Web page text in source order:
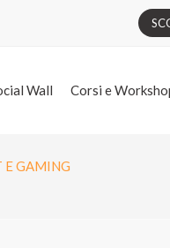
Wall Corsi e
E GAMING